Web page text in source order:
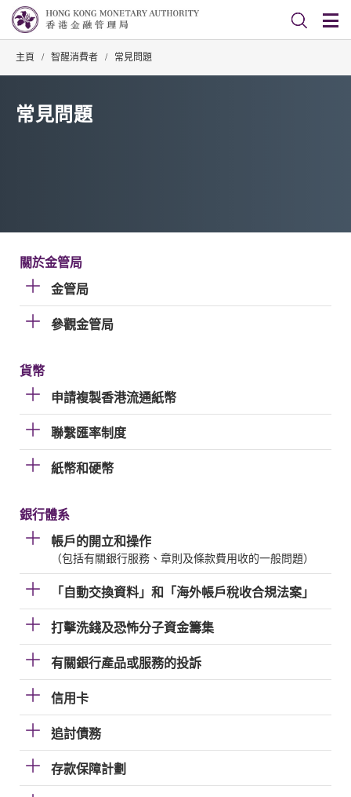
主頁 / 智醒消費者 / 常見問題
常見問題
關於金管局
金管局
參觀金管局
貨幣
申請複製香港流通紙幣
聯繫匯率制度
紙幣和硬幣
銀行體系
帳戶的開立和操作
（包括有關銀行服務、章則及條款費用收的一般問題）
「自動交換資料」和「海外帳戶稅收合規法案」
打擊洗錢及恐怖分子資金籌集
有關銀行產品或服務的投訴
信用卡
追討債務
存款保障計劃